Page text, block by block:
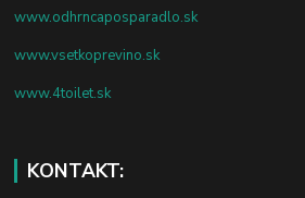
www.odhrncaposparadlo.sk
www.vsetkoprevino.sk
www.4toilet.sk
KONTAKT: